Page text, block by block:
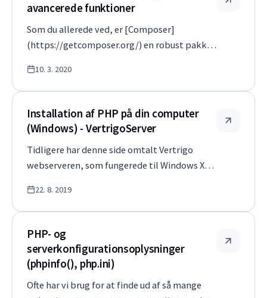
avancerede funktioner
Som du allerede ved, er [Composer]
(https://getcomposer.org/) en robust pakke-
du på elegant vis kan administrere
hundredvis af projekter på én gang og
distribuere kode, når den er skrevet, til alle
programm…
10. 3. 2020
Installation af PHP på din computer
(Windows) - VertrigoServer
Tidligere har denne side omtalt Vertrigo
webserveren, som fungerede til Windows XP
moderne (opdateret i sommeren 2019), og jeg
anbefaler at undgå den. Hvis du leder efter en
nem måde at installere en webs…
22. 8. 2019
PHP- og
serverkonfigurationsoplysninger
(phpinfo(), php.ini)
Ofte har vi brug for at finde ud af så mange